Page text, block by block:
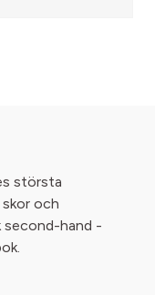
största
och
second-hand -